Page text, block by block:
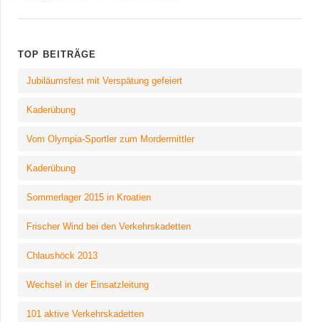
TOP BEITRÄGE
Jubiläumsfest mit Verspätung gefeiert
Kaderübung
Vom Olympia-Sportler zum Mordermittler
Kaderübung
Sommerlager 2015 in Kroatien
Frischer Wind bei den Verkehrskadetten
Chlaushöck 2013
Wechsel in der Einsatzleitung
101 aktive Verkehrskadetten